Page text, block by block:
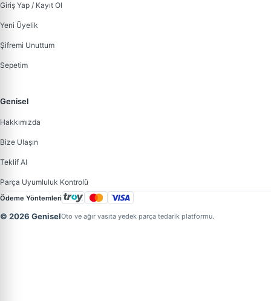
Giriş Yap / Kayıt Ol
Yeni Üyelik
Şifremi Unuttum
Sepetim
Genisel
Hakkımızda
Bize Ulaşın
Teklif Al
Parça Uyumluluk Kontrolü
Ödeme Yöntemleri
© 2026 GeniselOto ve ağır vasıta yedek parça tedarik platformu.